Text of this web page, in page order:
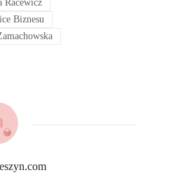
Racewicz
Biznesu